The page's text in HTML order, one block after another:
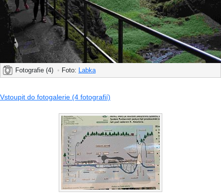
Fotografie (4) • Foto: Labka
Vstoupit do fotogalerie (4 fotografií)